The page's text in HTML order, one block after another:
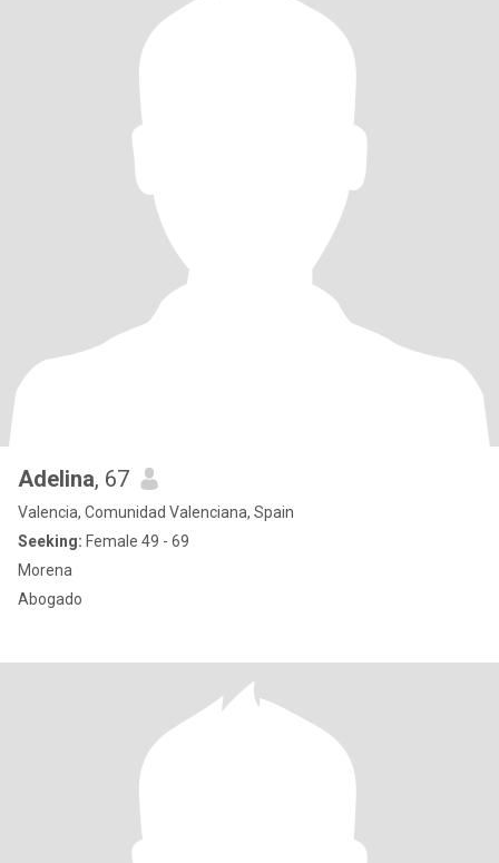
Adelina, 67
Valencia, Comunidad Valenciana, Spain
Seeking: Female 49 - 69
Morena
Abogado